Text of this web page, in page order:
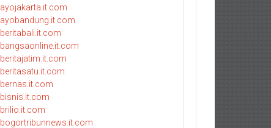
ayojakarta.it.com
ayobandung.it.com
beritabali.it.com
bangsaonline.it.com
beritajatim.it.com
beritasatu.it.com
bernas.it.com
bisnis.it.com
brilio.it.com
bogortribunnews.it.com